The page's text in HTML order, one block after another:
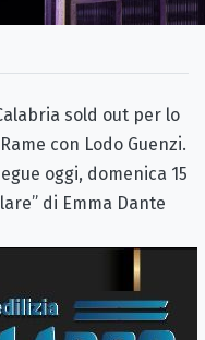
sold out per lo
con Lodo Guenzi.
oggi, domenica 15
di Emma Dante